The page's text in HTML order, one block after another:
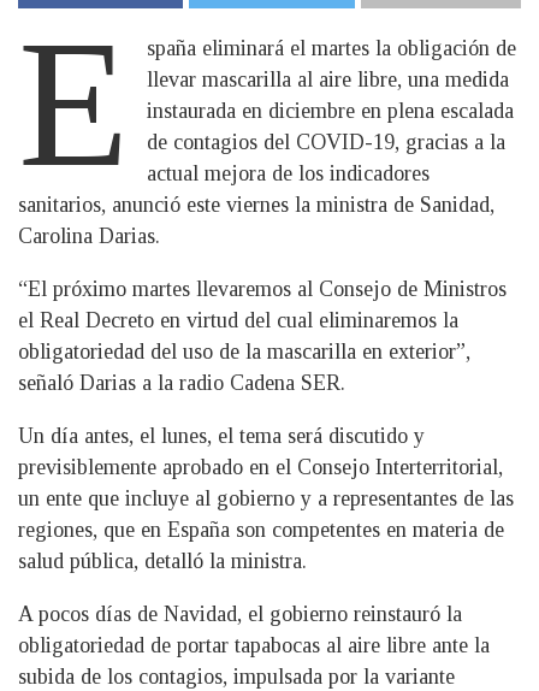
E
spaña eliminará el martes la obligación de
llevar mascarilla al aire libre, una medida
instaurada en diciembre en plena escalada
de contagios del COVID-19, gracias a la
actual mejora de los indicadores
sanitarios, anunció este viernes la ministra de Sanidad,
Carolina Darias.
“El próximo martes llevaremos al Consejo de Ministros
el Real Decreto en virtud del cual eliminaremos la
obligatoriedad del uso de la mascarilla en exterior”,
señaló Darias a la radio Cadena SER.
Un día antes, el lunes, el tema será discutido y
previsiblemente aprobado en el Consejo Interterritorial,
un ente que incluye al gobierno y a representantes de las
regiones, que en España son competentes en materia de
salud pública, detalló la ministra.
A pocos días de Navidad, el gobierno reinstauró la
obligatoriedad de portar tapabocas al aire libre ante la
subida de los contagios, impulsada por la variante